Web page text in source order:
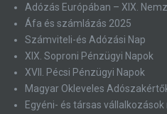
Adózás Európában – XIX.
Áfa és számlázás 2025
Számviteli-és Adózási Nap
XIX. Soproni Pénzügyi Napok
XVII. Pécsi Pénzügyi Napok
Magyar Okleveles
Egyéni- és társas